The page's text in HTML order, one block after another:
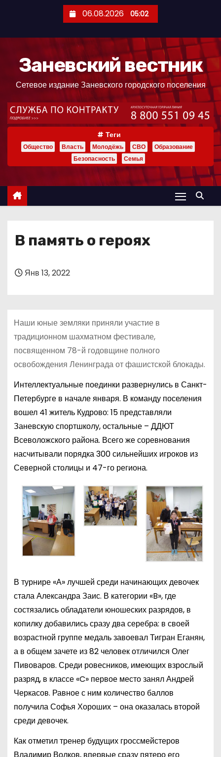
ж
06.08.2026 05:02
Заневский вестник
Сетевое издание Заневского городского поселения
Теги
Общество Власть Молодёжь СВО
Образование
Безопасность
Семья
В память о героях
Янв 13, 2022
Наши юные земляки приняли участие в
традиционном шахматном фестивале,
посвященном 78-й годовщине полного
освобождения Ленинграда от фашистской блокады.
Интеллектуальные поединки развернулись в Санкт-
Петербурге в начале января. В команду поселения
вошел 41 житель Кудрово: 15 представляли
Заневскую спортшколу, остальные – ДДЮТ
Всеволожского района. Всего же соревнования
насчитывали порядка 300 сильнейших игроков из
Северной столицы и 47-го региона.
В турнире «А» лучшей среди начинающих девочек
стала Александра Заис. В категории «B», где
состязались обладатели юношеских разрядов, в
копилку добавились сразу два серебра: в своей
возрастной группе медаль завоевал Тигран Еганян,
а в общем зачете из 82 человек отличился Олег
Пивоваров. Среди ровесников, имеющих взрослый
разряд, в классе «C» первое место занял Андрей
Черкасов. Равное с ним количество баллов
получила Софья Хороших – она оказалась второй
среди девочек.
Как отметил тренер будущих гроссмейстеров
Владимир Волков, впервые сразу пятеро его